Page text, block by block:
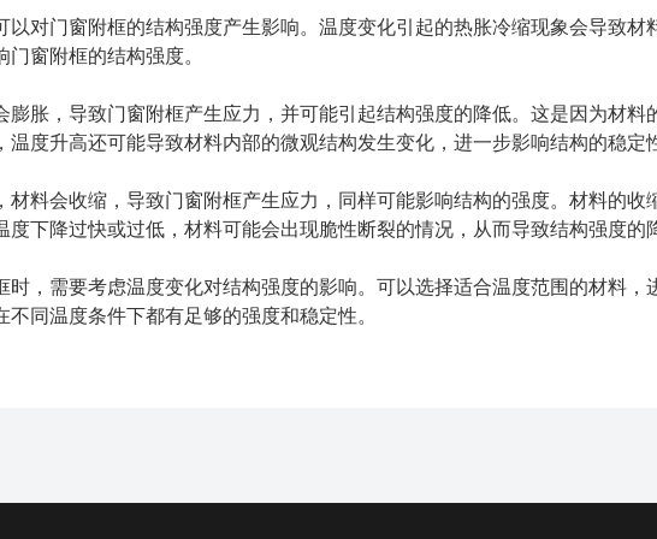
以对门窗附框的结构强度产生影响。温度变化引起的热胀冷缩现象会导致
窗附框的结构强度。
膨胀，导致门窗附框产生应力，并可能引起结构强度的降低。这是因为材
温度升高还可能导致材料内部的微观结构发生变化，进一步影响结构的稳定
材料会收缩，导致门窗附框产生应力，同样可能影响结构的强度。材料的
度下降过快或过低，材料可能会出现脆性断裂的情况，从而导致结构强度的
时，需要考虑温度变化对结构强度的影响。可以选择适合温度范围的材料
同温度条件下都有足够的强度和稳定性。